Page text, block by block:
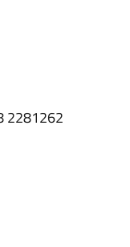
2281262